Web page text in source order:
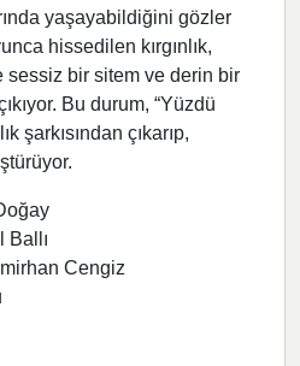
yaşayabildiğini gözler
hissedilen kırgınlık,
sessiz bir sitem ve derin bir
Bu durum, “Yüzdü
şarkısından çıkarıp,
Ballı
Cengiz